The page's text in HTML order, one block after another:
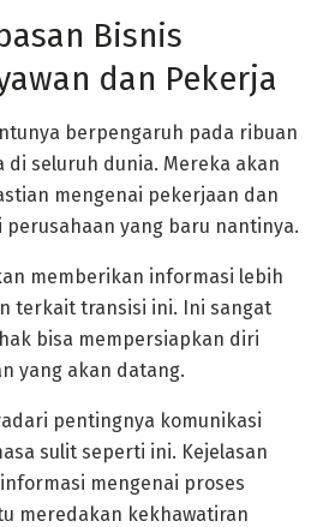
Bisnis
dan Pekerja
berpengaruh pada ribuan
di seluruh dunia. Mereka akan
mengenai pekerjaan dan
perusahaan yang baru nantinya.
memberikan informasi lebih
terkait transisi ini. Ini sangat
bisa mempersiapkan diri
yang akan datang.
pentingnya komunikasi
sulit seperti ini. Kejelasan
mengenai proses
meredakan kekhawatiran